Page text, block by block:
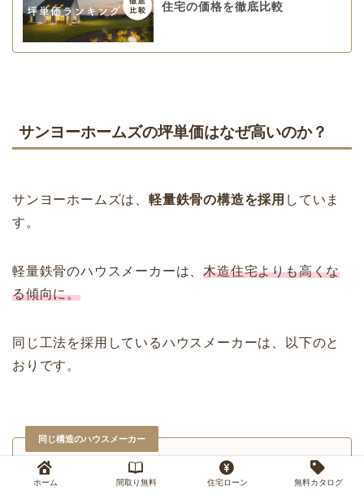
住宅の価格を徹底比較
サンヨーホームズの坪単価はなぜ高いのか？
サンヨーホームズは、 軽量鉄骨の構造を採用 していま
す。
軽量鉄骨のハウスメーカーは、木造住宅よりも高くな
る傾向に。
同じ工法を採用しているハウスメーカーは、以下のと
おりです。
同じ構造のハウスメーカー
ホーム 間取り無料 住宅ローン 無料カタログ